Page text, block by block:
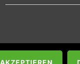
AKZEPTIEREN